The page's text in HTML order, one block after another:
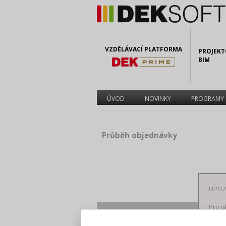
VZDĚLÁVACÍ PLATFORMA
BIM
ÚVOD NOVINKY PROGRAMY
Průběh objednávky
Produkt Popis
Pro